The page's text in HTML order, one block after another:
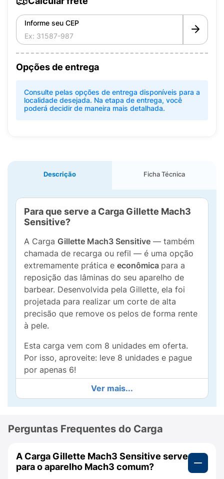
Informe seu CEP
Opções de entrega
Consulte pelas opções de entrega disponíveis para a
localidade desejada. Na etapa de entrega, você
poderá decidir de maneira mais detalhada.
Descrição Ficha Técnica
Para que serve a Carga Gillette Mach3
Sensitive?
A Carga Gillette Mach3 Sensitive — também
chamada de recarga ou refil — é uma opção
extremamente prática e econômica para a
reposição das lâminas do seu aparelho de
barbear. Desenvolvida pela Gillette, ela foi
projetada para realizar um corte de alta
precisão que remove os pelos de forma rente
à pele.
Esta carga vem com 8 unidades em oferta.
Por isso, aproveite: leve 8 unidades e pague
por apenas 6!
Quais os benefícios da Carga Gillette
Mach3 Sensitive para peles sensíveis?
focados inteiramente em reduzir o
uso:
Menor irritação:
Ver mais...
Perguntas Frequentes do Carga
A Carga Gillette Mach3 Sensitive serve
para o aparelho Mach3 comum?